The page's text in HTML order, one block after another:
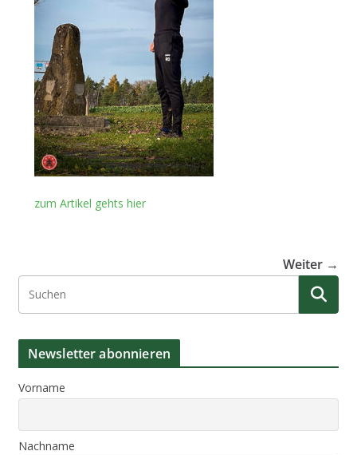
zum Artikel gehts hier
Weiter →
Newsletter abonnieren
Vorname
Nachname